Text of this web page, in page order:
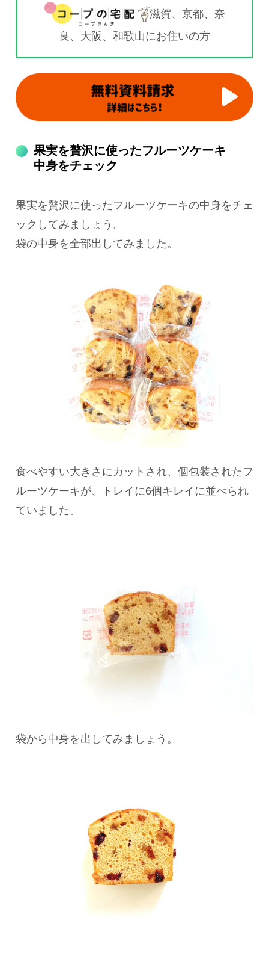
滋賀、京都、奈
良、大阪、和歌山にお住いの方
果実を贅沢に使ったフルーツケーキ
中身をチェック
果実を贅沢に使ったフルーツケーキの中身をチェ
ックしてみましょう。
袋の中身を全部出してみました。
食べやすい大きさにカットされ、個包装されたフ
ルーツケーキが、トレイに6個キレイに並べられ
ていました。
袋から中身を出してみましょう。